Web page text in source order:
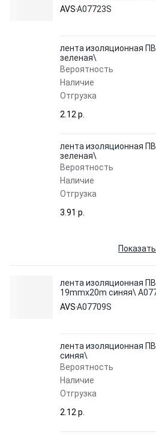
AVSA07723S
лента изоляционная
зеленая\
Вероятность
Наличие
Отгрузка
2.12 p.
лента изоляционная
зеленая\
Вероятность
Наличие
Отгрузка
3.91 p.
лента изоляционная
19mmx20m синяя\
AVSA07709S
лента изоляционная
синяя\
Вероятность
Наличие
Отгрузка
2.12 p.